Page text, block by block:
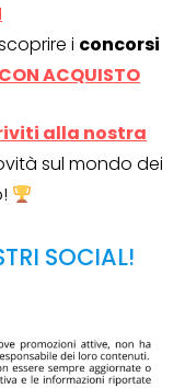
i concorsi
ACQUISTO
alla nostra
sul mondo dei
SOCIAL!